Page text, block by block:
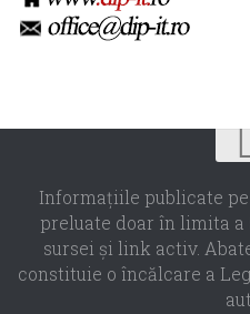
Informaţiile publicate
preluate doar în limita a
sursei şi link activ.
constituie o încălcare a